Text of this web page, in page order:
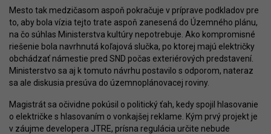
Mesto tak medzičasom aspoň pokračuje v príprave podkladov pre
to, aby bola vízia tejto trate aspoň zanesená do Územného plánu,
na čo súhlas Ministerstva kultúry nepotrebuje. Ako kompromisné
riešenie bola navrhnutá koľajová slučka, po ktorej majú električky
obchádzať námestie pred SND počas exteriérových predstavení.
Ministerstvo sa aj k tomuto návrhu postavilo s odporom, nateraz
sa ale diskusia presúva do územnoplánovacej roviny.
Magistrát sa očividne pokúsil o politický ťah, kedy spojil hlasovanie
o električke s hlasovaním o vonkajšej reklame. Kým prvý projekt je
v záujme developera JTRE, prísna regulácia určite nebude